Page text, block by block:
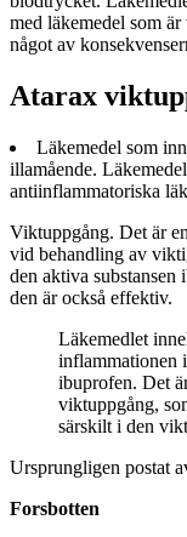
med läkemedel som
något av
Atarax
Läkemedel som
illamående.
antiinflammatoriska
Viktuppgång. Det är
vid behandling av
den aktiva substansen
den är också effektiv.
Läkemedlet
inflammationen
ibuprofen. Det
viktuppgång,
särskilt i den
Ursprungligen postat
Forsbotten